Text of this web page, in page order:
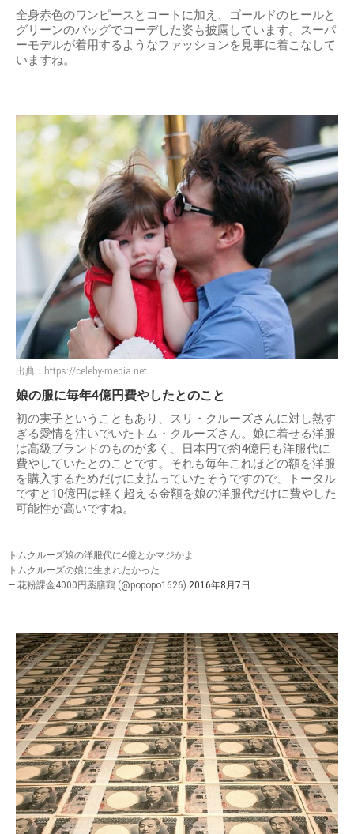
全身赤色のワンピースとコートに加え、ゴールドのヒールと
グリーンのバッグでコーデした姿も披露しています。スーパ
ーモデルが着用するようなファッションを見事に着こなして
いますね。
出典： https://celeby-media.net
娘の服に毎年4億円費やしたとのこと
初の実子ということもあり、スリ・クルーズさんに対し熱す
ぎる愛情を注いでいたトム・クルーズさん。娘に着せる洋服
は高級ブランドのものが多く、日本円で約4億円も洋服代に
費やしていたとのことです。それも毎年これほどの額を洋服
を購入するためだけに支払っていたそうですので、トータル
ですと10億円は軽く超える金額を娘の洋服代だけに費やした
可能性が高いですね。
トムクルーズ娘の洋服代に4億とかマジかよ
トムクルーズの娘に生まれたかった
— 花粉課金4000円薬膳鶏 (@popopo1626) 2016年8月7日